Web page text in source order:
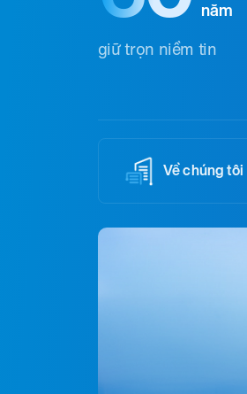
năm
giữ trọn niềm tin
Về chúng tôi